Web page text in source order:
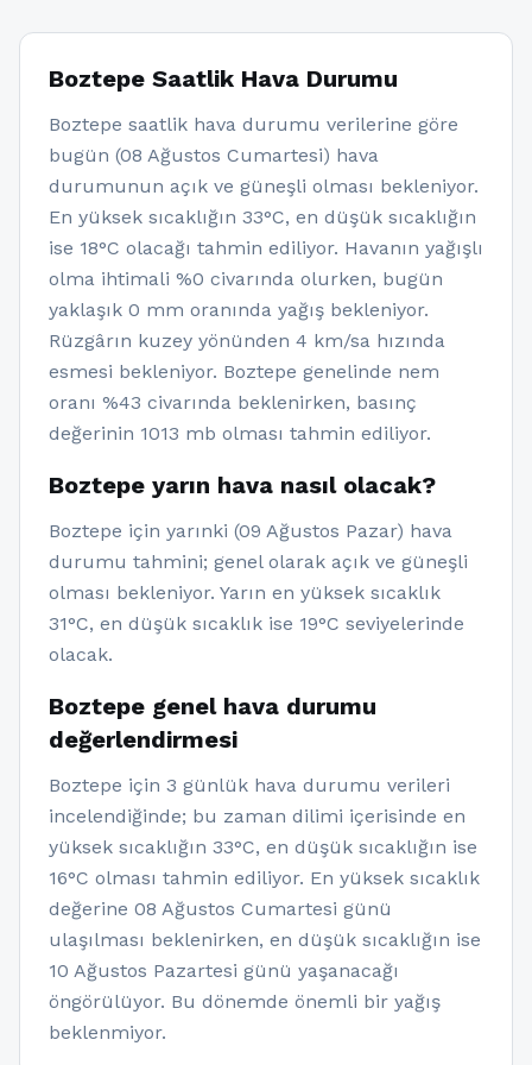
Boztepe Saatlik Hava Durumu
Boztepe saatlik hava durumu verilerine göre
bugün (08 Ağustos Cumartesi) hava
durumunun açık ve güneşli olması bekleniyor.
En yüksek sıcaklığın 33°C, en düşük sıcaklığın
ise 18°C olacağı tahmin ediliyor. Havanın yağışlı
olma ihtimali %0 civarında olurken, bugün
yaklaşık 0 mm oranında yağış bekleniyor.
Rüzgârın kuzey yönünden 4 km/sa hızında
esmesi bekleniyor. Boztepe genelinde nem
oranı %43 civarında beklenirken, basınç
değerinin 1013 mb olması tahmin ediliyor.
Boztepe yarın hava nasıl olacak?
Boztepe için yarınki (09 Ağustos Pazar) hava
durumu tahmini; genel olarak açık ve güneşli
olması bekleniyor. Yarın en yüksek sıcaklık
31°C, en düşük sıcaklık ise 19°C seviyelerinde
olacak.
Boztepe genel hava durumu
değerlendirmesi
Boztepe için 3 günlük hava durumu verileri
incelendiğinde; bu zaman dilimi içerisinde en
yüksek sıcaklığın 33°C, en düşük sıcaklığın ise
16°C olması tahmin ediliyor. En yüksek sıcaklık
değerine 08 Ağustos Cumartesi günü
ulaşılması beklenirken, en düşük sıcaklığın ise
10 Ağustos Pazartesi günü yaşanacağı
öngörülüyor. Bu dönemde önemli bir yağış
beklenmiyor.